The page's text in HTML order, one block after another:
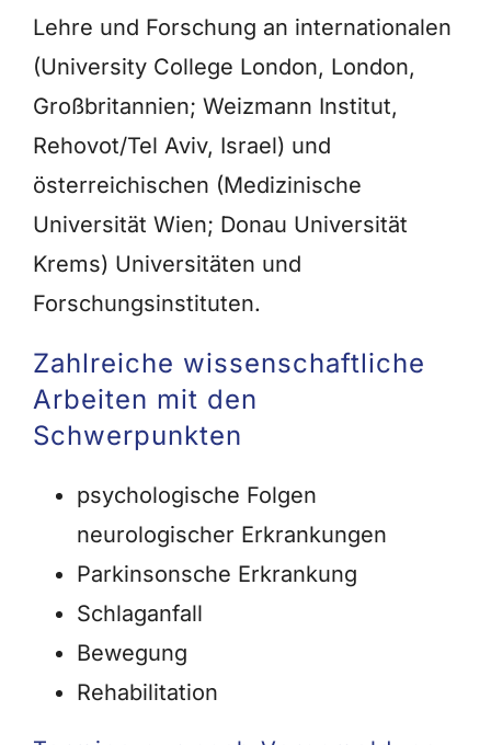
Lehre und Forschung an internationalen
(University College London, London,
Großbritannien; Weizmann Institut,
Rehovot/Tel Aviv, Israel) und
österreichischen (Medizinische
Universität Wien; Donau Universität
Krems) Universitäten und
Forschungsinstituten.
Zahlreiche wissenschaftliche
Arbeiten mit den
Schwerpunkten
psychologische Folgen
neurologischer Erkrankungen
Parkinsonsche Erkrankung
Schlaganfall
Bewegung
Rehabilitation